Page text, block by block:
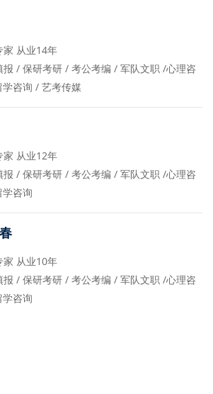
家 从业14年
报 / 保研考研 / 考公考编 / 军队文职 /心理咨
咨询 / 艺考传媒
家 从业12年
报 / 保研考研 / 考公考编 / 军队文职 /心理咨
咨询
家 从业10年
报 / 保研考研 / 考公考编 / 军队文职 /心理咨
咨询